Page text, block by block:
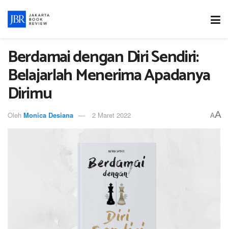
Berdamai dengan Diri Sendiri:
Belajarlah Menerima Apadanya
Dirimu
Oleh Monica Desiana 2 Maret 2022 AA